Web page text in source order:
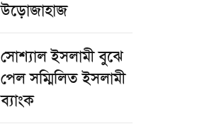
উড়োজাহাজ
সোশ্যাল ইসলামী বুঝে
পেল সম্মিলিত ইসলামী
ব্যাংক